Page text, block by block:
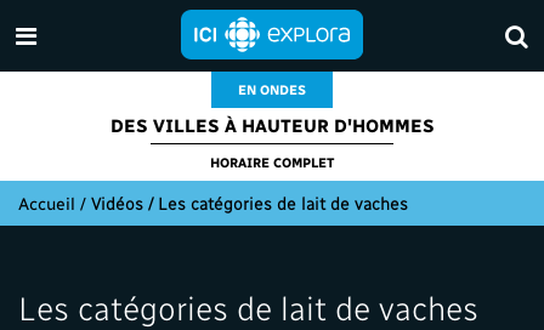
EN ONDES
DES VILLES À HAUTEUR D'HOMMES
HORAIRE COMPLET
Accueil / Vidéos / Les catégories de lait de vaches
Les catégories de lait de vaches